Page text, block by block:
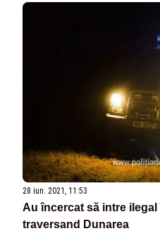
28 iun. 2021, 11:53
Au încercat să intre
traversand Dunarea